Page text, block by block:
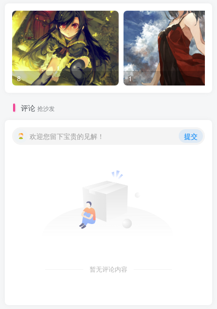
8 1
评论 抢沙发
欢迎您留下宝贵的见解！ 提交
暂无评论内容